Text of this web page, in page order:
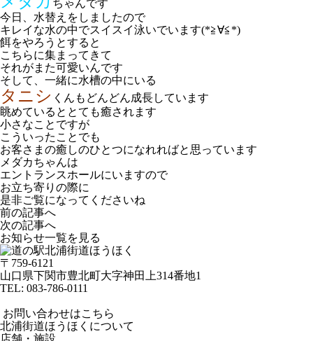
ちゃんです
今日、水替えをしましたので
キレイな水の中でスイスイ泳いでいます(*≧∀≦*)
餌をやろうとすると
こちらに集まってきて
それがまた可愛いんです
そして、一緒に水槽の中にいる
タニシ くんもどんどん成長しています
眺めているととても癒されます
小さなことですが
こういったことでも
お客さまの癒しのひとつになれればと思っています
メダカちゃんは
エントランスホールにいますので
お立ち寄りの際に
是非ご覧になってくださいね
前の記事へ
次の記事へ
お知らせ一覧を見る
〒759-6121
山口県下関市豊北町大字神田上314番地1
TEL: 083-786-0111
お問い合わせはこちら
北浦街道ほうほくについて
店舗・施設